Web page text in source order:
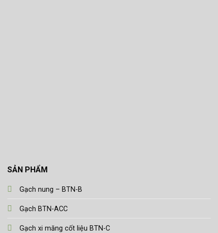
SẢN PHẨM
Gạch nung – BTN-B
Gạch BTN-ACC
Gạch xi măng cốt liệu BTN-C